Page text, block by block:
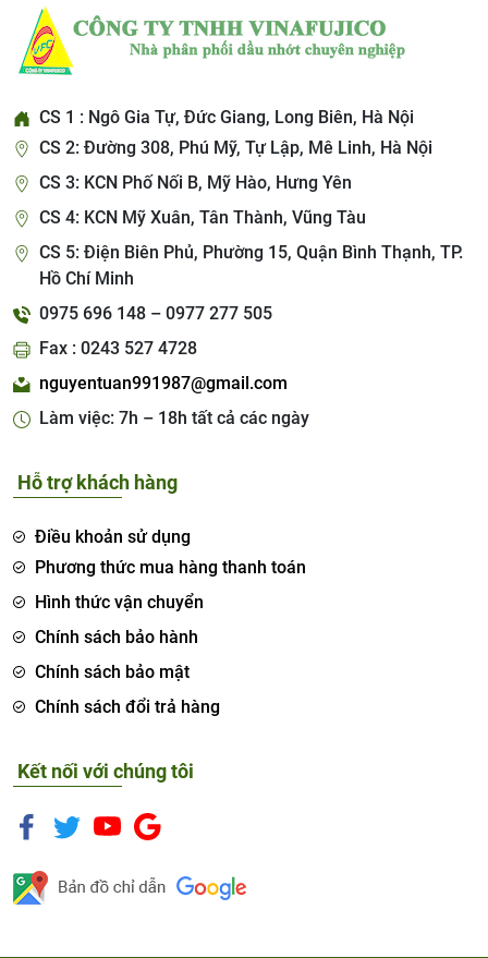
CS 1 : Ngô Gia Tự, Đức Giang, Long Biên, Hà Nội
CS 2: Đường 308, Phú Mỹ, Tự Lập, Mê Linh, Hà Nội
CS 3: KCN Phố Nối B, Mỹ Hào, Hưng Yên
CS 4: KCN Mỹ Xuân, Tân Thành, Vũng Tàu
CS 5: Điện Biên Phủ, Phường 15, Quận Bình Thạnh, TP.
Hồ Chí Minh
0975 696 148 – 0977 277 505
Fax : 0243 527 4728
nguyentuan991987@gmail.com
Làm việc: 7h – 18h tất cả các ngày
Hỗ trợ khách hàng
Điều khoản sử dụng
Phương thức mua hàng thanh toán
Hình thức vận chuyển
Chính sách bảo hành
Chính sách bảo mật
Chính sách đổi trả hàng
Kết nối với chúng tôi